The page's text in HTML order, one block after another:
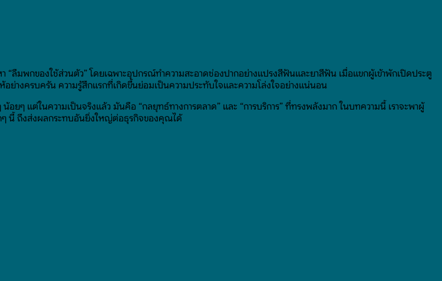
“ลืมพกของใช้ส่วนตัว” โดยเฉพาะอุปกรณ์ทำความสะอาดช่องปากอย่างแปรงสีฟันและยาสีฟัน เมื่อแขกผู้เข้าพักเปิดประตู
ย่างครบครัน ความรู้สึกแรกที่เกิดขึ้นย่อมเป็นความประทับใจและความโล่งใจอย่างแน่นอน
ๆ แต่ในความเป็นจริงแล้ว มันคือ “กลยุทธ์ทางการตลาด” และ “การบริการ” ที่ทรงพลังมาก ในบทความนี้ เราจะพาผู้
กๆ นี้ ถึงส่งผลกระทบอันยิ่งใหญ่ต่อธุรกิจของคุณได้